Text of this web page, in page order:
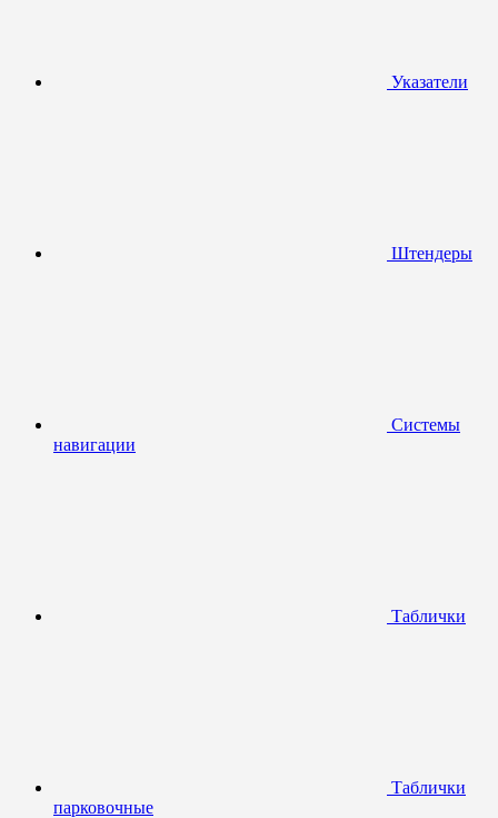
Указатели
Штендеры
Системы
навигации
Таблички
Таблички
парковочные